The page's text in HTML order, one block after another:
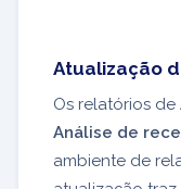
Atualização
Os relatórios de
Análise de
ambiente de